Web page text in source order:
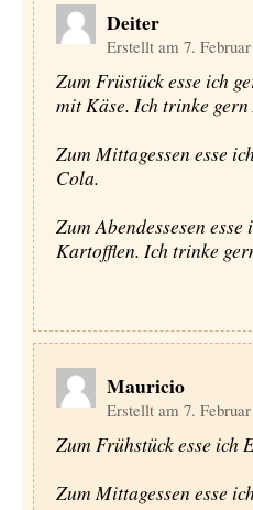
Deiter
Erstellt am 7.
Zum Früstück esse ich
mit Käse. Ich trinke
Zum Mittagessen esse
Cola.
Zum Abendessesen
Kartofflen. Ich trinke
Mauricio
Erstellt am 7.
Zum Frühstück esse ich
Zum Mittagessen esse